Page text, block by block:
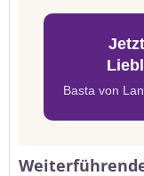
Basta von